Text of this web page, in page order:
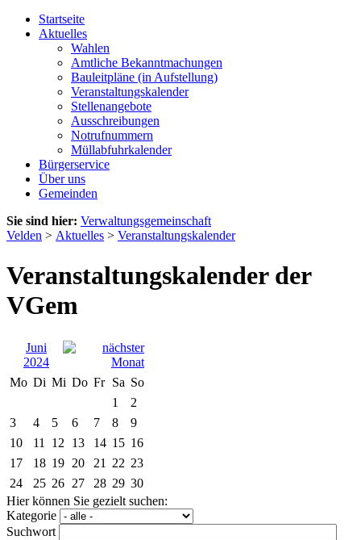
Startseite
Aktuelles
Wahlen
Amtliche Bekanntmachungen
Bauleitpläne (in Aufstellung)
Veranstaltungskalender
Stellenangebote
Ausschreibungen
Notrufnummern
Müllabfuhrkalender
Bürgerservice
Über uns
Gemeinden
Sie sind hier: Verwaltungsgemeinschaft
Velden > Aktuelles > Veranstaltungskalender
Veranstaltungskalender der
VGem
Juni
2024
Mo Di Mi Do Fr Sa So
1
2
3
4 5 6 7 8
9
10
11 12 13 14 15 16
17
18 19 20 21 22 23
24
25 26 27 28 29 30
Hier können Sie gezielt suchen:
Kategorie
Suchwort